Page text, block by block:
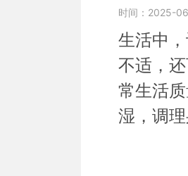
时间：2025-
生活中
不适，
常生活
湿，调